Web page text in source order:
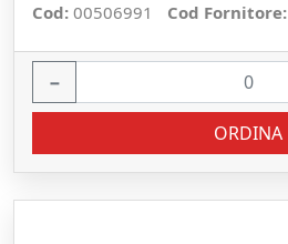
Cod: 00506991 Cod Fornitore:
−
ORDINA